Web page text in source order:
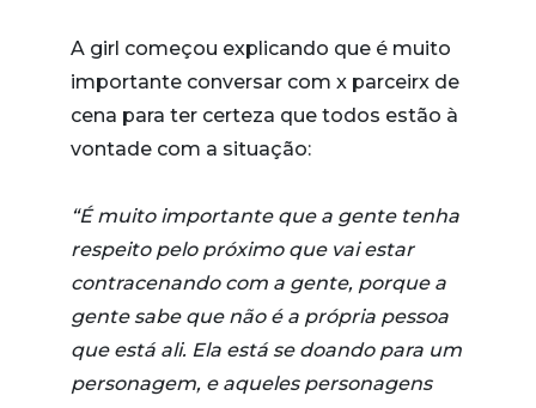
A girl começou explicando que é muito
importante conversar com x parceirx de
cena para ter certeza que todos estão à
vontade com a situação:
“É muito importante que a gente tenha
respeito pelo próximo que vai estar
contracenando com a gente, porque a
gente sabe que não é a própria pessoa
que está ali. Ela está se doando para um
personagem, e aqueles personagens